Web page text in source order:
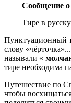
Сообщение
Тире в
Пунктуационный
слову
называли «
тире необходима
Путешествие по
чтобы